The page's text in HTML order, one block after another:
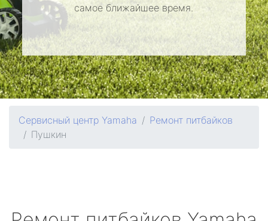
самое ближайшее время.
Сервисный центр Yamaha
Ремонт питбайков
Пушкин